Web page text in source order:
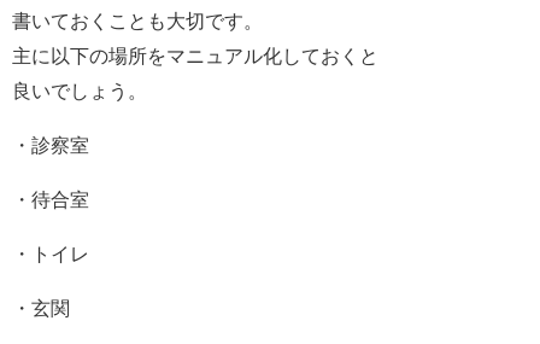
書いておくことも大切です。
主に以下の場所をマニュアル化しておくと
良いでしょう。
・診察室
・待合室
・トイレ
・玄関